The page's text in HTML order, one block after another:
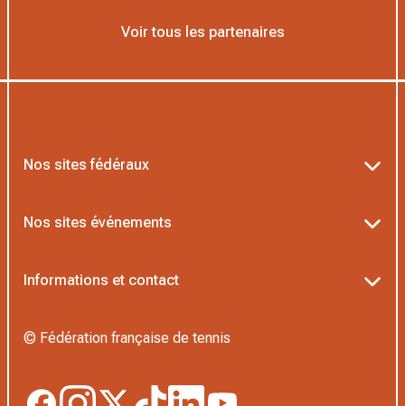
Voir tous les partenaires
Nos sites fédéraux
L’Institut Formation Tennis
Proshop FFT
Nos sites événements
Boutique Officielle
Informations et contact
© Fédération française de tennis